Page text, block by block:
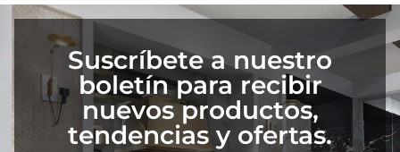
Suscríbete a nuestro
boletín para recibir
nuevos productos,
tendencias y ofertas.